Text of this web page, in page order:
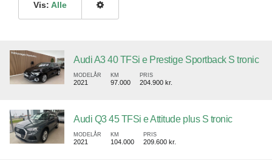
Vis: Alle
Audi A3 40 TFSi e Prestige Sportback S tronic
MODELÅR
2021
KM
97.000
PRIS
204.900 kr.
Audi Q3 45 TFSi e Attitude plus S tronic
MODELÅR
2021
KM
104.000
PRIS
209.600 kr.